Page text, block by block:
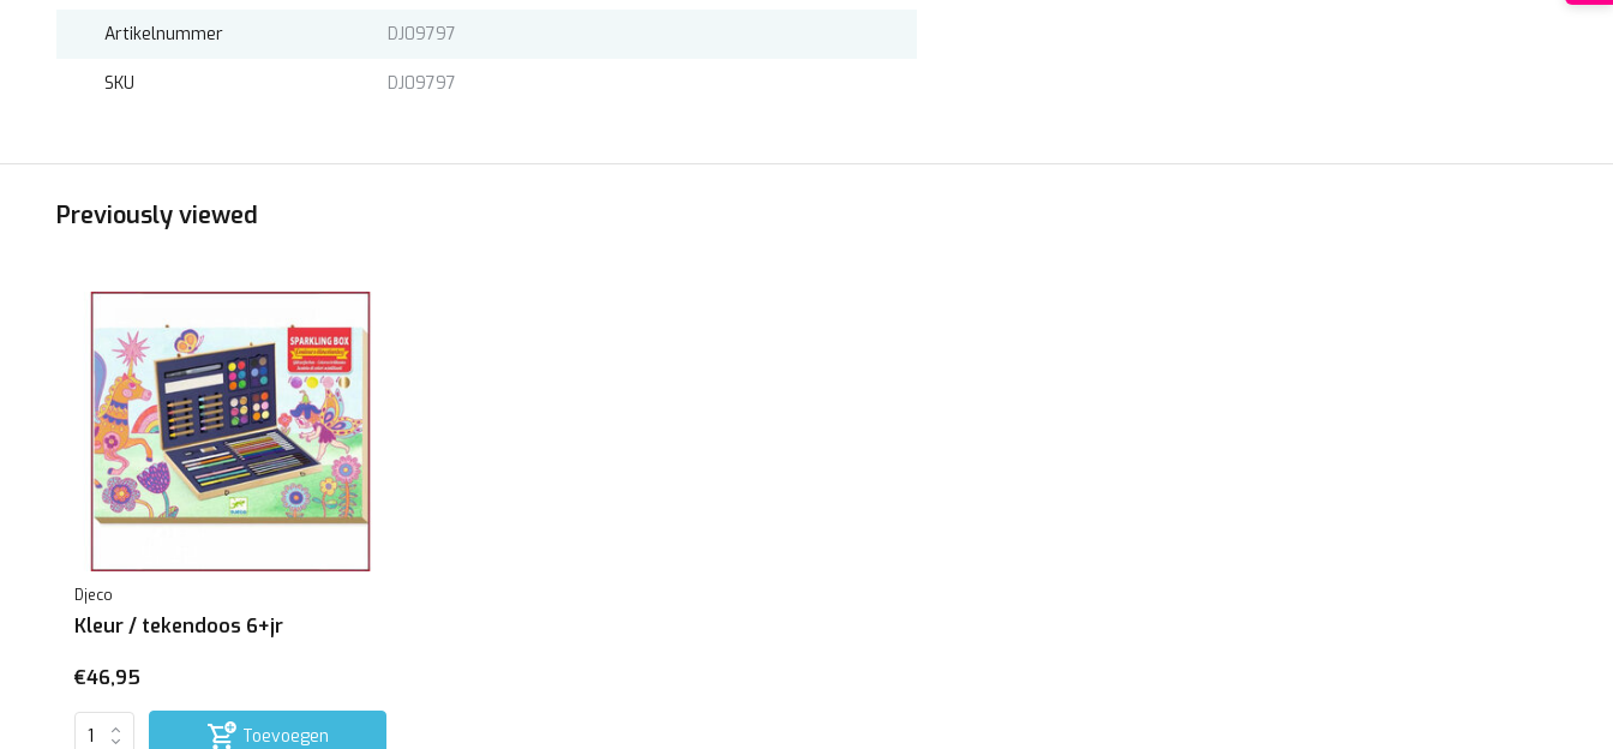
Artikelnummer DJ09797
SKU DJ09797
Previously viewed
Djeco
Kleur / tekendoos 6+jr
€46,95
Toevoegen